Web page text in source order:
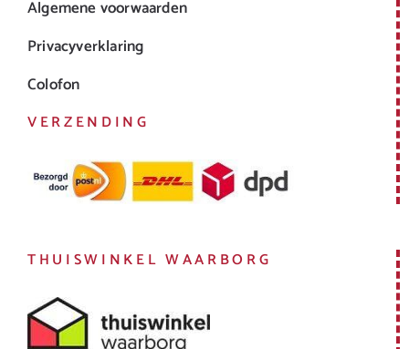
Algemene voorwaarden
Privacyverklaring
Colofon
VERZENDING
THUISWINKEL WAARBORG